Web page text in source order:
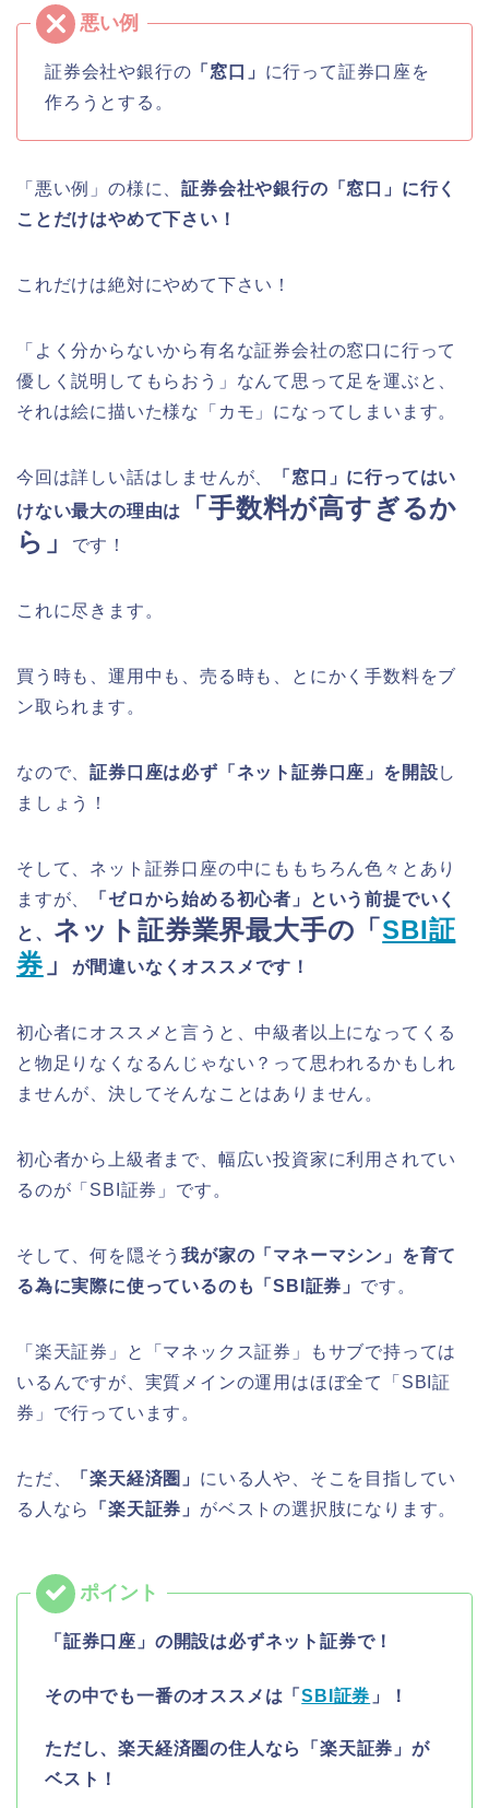
証券会社や銀行の 「窓口」 に行って証券口座を
作ろうとする。
「悪い例」の様に、証券会社や銀行の「窓口」に行く
ことだけはやめて下さい！
これだけは絶対にやめて下さい！
「よく分からないから有名な証券会社の窓口に行って
優しく説明してもらおう」なんて思って足を運ぶと、
それは絵に描いた様な「カモ」になってしまいます。
今回は詳しい話はしませんが、
「窓口」に行ってはい
けない最大の理由は
「手数料が高すぎるか
ら」
です！
これに尽きます。
買う時も、運用中も、売る時も、とにかく手数料をブ
ン取られます。
なので、証券口座は必ず「ネット証券口座」を開設し
ましょう！
そして、ネット証券口座の中にももちろん色々とあり
ますが、
「ゼロから始める初心者」という前提でいく
と、 ネット証券業界最大手の「SBI証
券 」 が間違いなくオススメです！
初心者にオススメと言うと、中級者以上になってくる
と物足りなくなるんじゃない？って思われるかもしれ
ませんが、決してそんなことはありません。
初心者から上級者まで、幅広い投資家に利用されてい
るのが「SBI証券」です。
そして、何を隠そう我が家の「マネーマシン」を育て
る為に実際に使っているのも「SBI証券」 です。
「楽天証券」と「マネックス証券」もサブで持っては
いるんですが、実質メインの運用はほぼ全て「SBI証
券」で行っています。
ただ、 「楽天経済圏」 にいる人や、そこを目指してい
る人なら
「楽天証券」 がベストの選択肢になります。
「証券口座」の開設は必ずネット証券で！
その中でも一番のオススメは「SBI証券 」！
ただし、楽天経済圏の住人なら「楽天証券」が
ベスト！